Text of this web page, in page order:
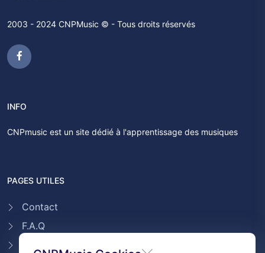
2003 - 2024 CNPMusic © - Tous droits réservés
INFO
CNPmusic est un site dédié à l'apprentissage des musiques
PAGES UTILES
Contact
F.A.Q